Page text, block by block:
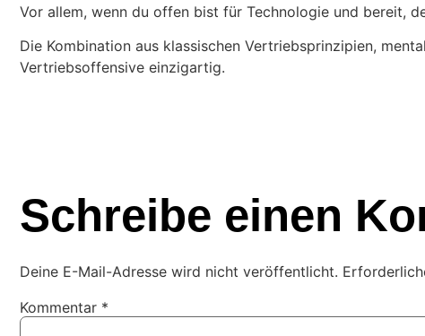
Vor allem, wenn du offen bist für Technologie und bereit,
Die Kombination aus klassischen Vertriebsprinzipien,
Vertriebsoffensive einzigartig.
Schreibe einen
Deine E-Mail-Adresse wird nicht veröffentlicht.
Kommentar *